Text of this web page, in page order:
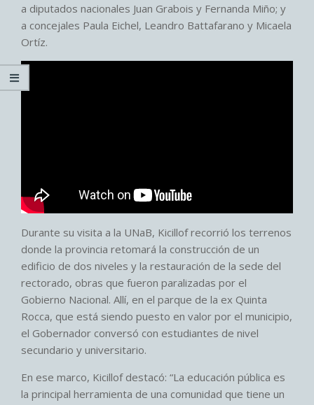
a diputados nacionales Juan Grabois y Fernanda Miño; y
a concejales Paula Eichel, Leandro Battafarano y Micaela
Ortíz.
Durante su visita a la UNaB, Kicillof recorrió los terrenos
donde la provincia retomará la construcción de un
edificio de dos niveles y la restauración de la sede del
rectorado, obras que fueron paralizadas por el
Gobierno Nacional. Allí, en el parque de la ex Quinta
Rocca, que está siendo puesto en valor por el municipio,
el Gobernador conversó con estudiantes de nivel
secundario y universitario.
En ese marco, Kicillof destacó: “La educación pública es
la principal herramienta de una comunidad que tiene un